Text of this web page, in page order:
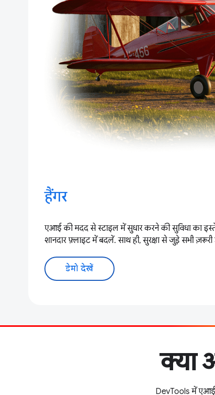
हैंगर
एआई की मदद से स्टाइल में सुधार करने की सुविधा का
शानदार फ़्लाइट में बदलें. साथ ही, सुरक्षा से जुड़े सभी ज़रूरी
डेमो देखें
क्या
DevTools में एआई